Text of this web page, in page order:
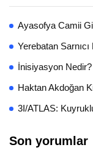
Ayasofya Camii
Yerebatan
İnisiyasyon
Haktan Akdoğan
3I/ATLAS:
Son yorumlar